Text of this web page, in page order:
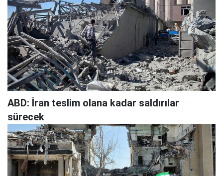
ABD: İran teslim olana kadar saldırılar
sürecek